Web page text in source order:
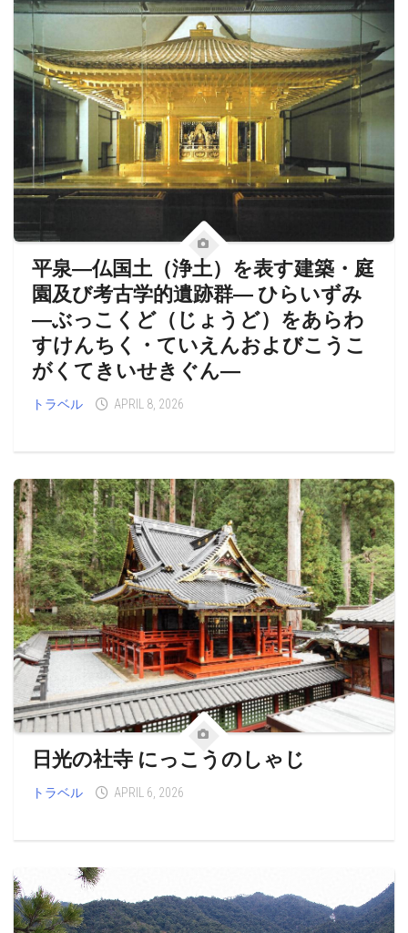
平泉―仏国土（浄土）を表す建築・庭
園及び考古学的遺跡群― ひらいずみ
―ぶっこくど（じょうど）をあらわ
すけんちく・ていえんおよびこうこ
がくてきいせきぐん―
トラベル APRIL 8, 2026
日光の社寺 にっこうのしゃじ
トラベル APRIL 6, 2026